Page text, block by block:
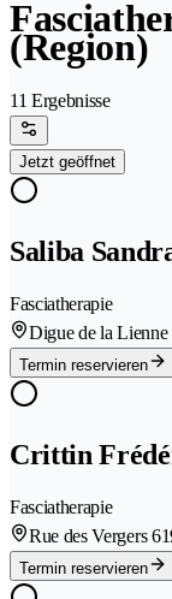
(Region)
11 Ergebnisse
Jetzt geöffnet
Saliba
Fasciatherapie
Digue de la Lienne
Termin reservieren
Crittin
Fasciatherapie
Rue des Vergers 6
Termin reservieren